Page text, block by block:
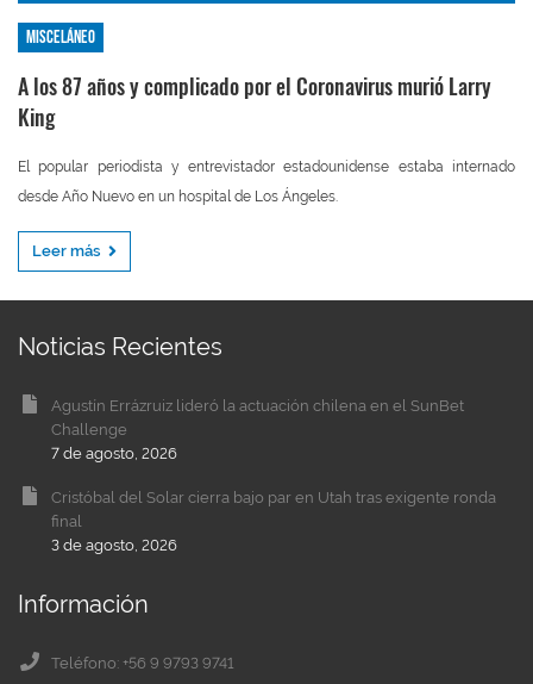
Misceláneo
A los 87 años y complicado por el Coronavirus murió Larry
King
El popular periodista y entrevistador estadounidense estaba internado
desde Año Nuevo en un hospital de Los Ángeles.
Leer más
Noticias Recientes
Agustín Errázruiz lideró la actuación chilena en el SunBet
Challenge
7 de agosto, 2026
Cristóbal del Solar cierra bajo par en Utah tras exigente ronda
final
3 de agosto, 2026
Información
Teléfono: +56 9 9793 9741